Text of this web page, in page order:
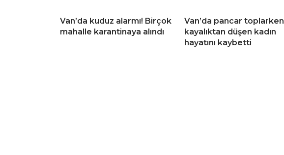
Van’da kuduz alarmı! Birçok
mahalle karantinaya alındı
Van’da pancar toplarken
kayalıktan düşen kadın
hayatını kaybetti